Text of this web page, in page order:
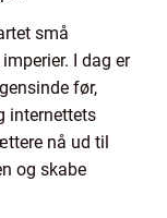
små
I dag er
før,
internettets
nå ud til
og skabe